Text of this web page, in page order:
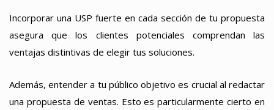
Incorporar una USP fuerte en cada sección de tu propuesta
asegura que los clientes potenciales comprendan las
ventajas distintivas de elegir tus soluciones.
Además, entender a tu público objetivo es crucial al redactar
una propuesta de ventas. Esto es particularmente cierto en